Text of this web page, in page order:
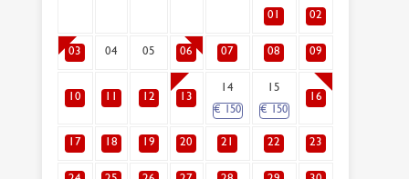
01 02
03 04 05 06 07 08 09
10 11 12 13
14
€ 150
15
€ 150
16
17 18 19 20 21 22 23